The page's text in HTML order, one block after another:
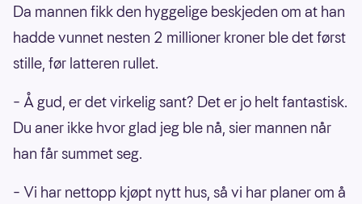
Da mannen fikk den hyggelige beskjeden om at han
hadde vunnet nesten 2 millioner kroner ble det først
stille, før latteren rullet.
– Å gud, er det virkelig sant? Det er jo helt fantastisk.
Du aner ikke hvor glad jeg ble nå, sier mannen når
han får summet seg.
– Vi har nettopp kjøpt nytt hus, så vi har planer om å